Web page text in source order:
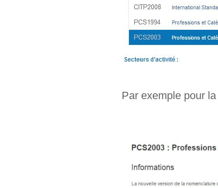
Par exemple pour